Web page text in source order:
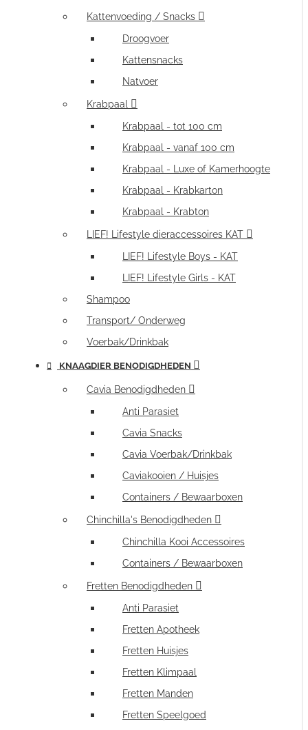
Kattenvoeding / Snacks
Droogvoer
Kattensnacks
Natvoer
Krabpaal
Krabpaal - tot 100 cm
Krabpaal - vanaf 100 cm
Krabpaal - Luxe of Kamerhoogte
Krabpaal - Krabkarton
Krabpaal - Krabton
LIEF! Lifestyle dieraccessoires KAT
LIEF! Lifestyle Boys - KAT
LIEF! Lifestyle Girls - KAT
Shampoo
Transport/ Onderweg
Voerbak/Drinkbak
KNAAGDIER BENODIGDHEDEN
Cavia Benodigdheden
Anti Parasiet
Cavia Snacks
Cavia Voerbak/Drinkbak
Caviakooien / Huisjes
Containers / Bewaarboxen
Chinchilla's Benodigdheden
Chinchilla Kooi Accessoires
Containers / Bewaarboxen
Fretten Benodigdheden
Anti Parasiet
Fretten Apotheek
Fretten Huisjes
Fretten Klimpaal
Fretten Manden
Fretten Speelgoed